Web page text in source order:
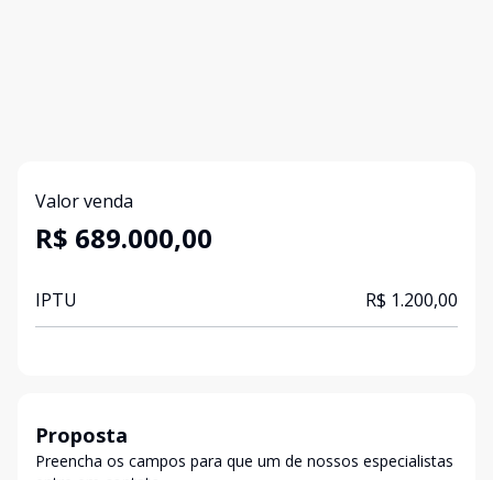
Valor venda
R$ 689.000,00
IPTU R$ 1.200,00
Proposta
Preencha os campos para que um de nossos especialistas